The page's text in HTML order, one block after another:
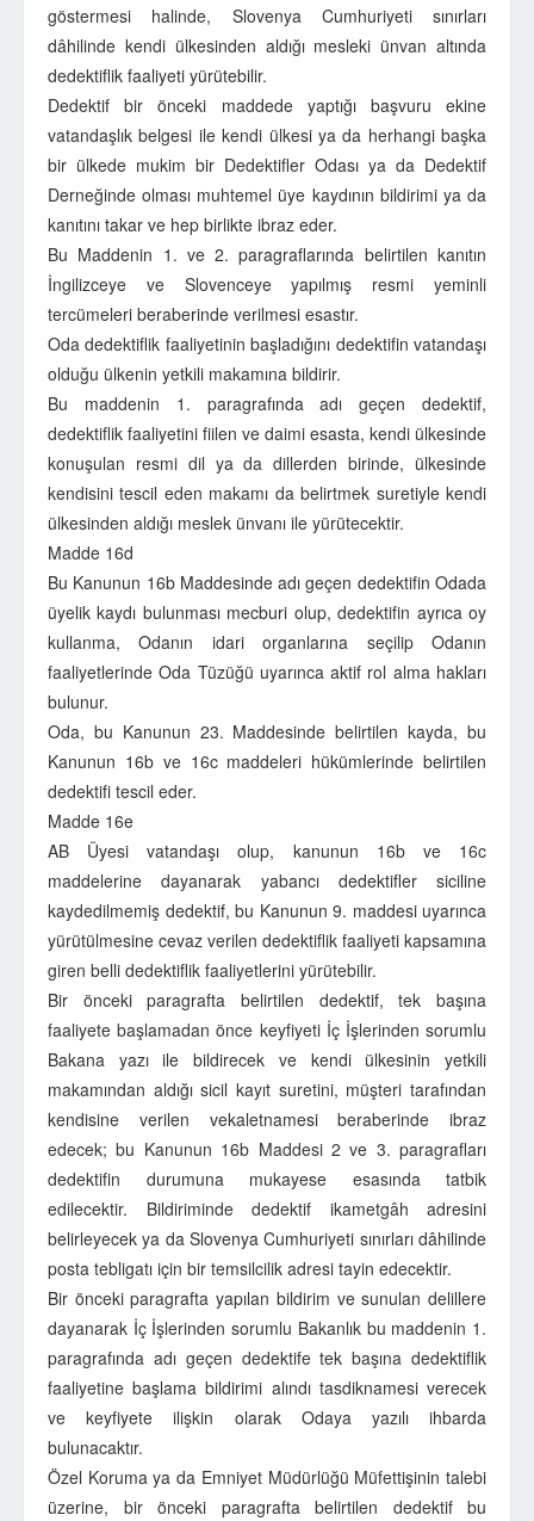
göstermesi halinde, Slovenya Cumhuriyeti sınırları
dâhilinde kendi ülkesinden aldığı mesleki ünvan altında
dedektiflik faaliyeti yürütebilir.
Dedektif bir önceki maddede yaptığı başvuru ekine
vatandaşlık belgesi ile kendi ülkesi ya da herhangi başka
bir ülkede mukim bir Dedektifler Odası ya da Dedektif
Derneğinde olması muhtemel üye kaydının bildirimi ya da
kanıtını takar ve hep birlikte ibraz eder.
Bu Maddenin 1. ve 2. paragraflarında belirtilen kanıtın
İngilizceye ve Slovenceye yapılmış resmi yeminli
tercümeleri beraberinde verilmesi esastır.
Oda dedektiflik faaliyetinin başladığını dedektifin vatandaşı
olduğu ülkenin yetkili makamına bildirir.
Bu maddenin 1. paragrafında adı geçen dedektif,
dedektiflik faaliyetini fiilen ve daimi esasta, kendi ülkesinde
konuşulan resmi dil ya da dillerden birinde, ülkesinde
kendisini tescil eden makamı da belirtmek suretiyle kendi
ülkesinden aldığı meslek ünvanı ile yürütecektir.
Madde 16d
Bu Kanunun 16b Maddesinde adı geçen dedektifin Odada
üyelik kaydı bulunması mecburi olup, dedektifin ayrıca oy
kullanma, Odanın idari organlarına seçilip Odanın
faaliyetlerinde Oda Tüzüğü uyarınca aktif rol alma hakları
bulunur.
Oda, bu Kanunun 23. Maddesinde belirtilen kayda, bu
Kanunun 16b ve 16c maddeleri hükümlerinde belirtilen
dedektifi tescil eder.
Madde 16e
AB Üyesi vatandaşı olup, kanunun 16b ve 16c
maddelerine dayanarak yabancı dedektifler siciline
kaydedilmemiş dedektif, bu Kanunun 9. maddesi uyarınca
yürütülmesine cevaz verilen dedektiflik faaliyeti kapsamına
giren belli dedektiflik faaliyetlerini yürütebilir.
Bir önceki paragrafta belirtilen dedektif, tek başına
faaliyete başlamadan önce keyfiyeti İç İşlerinden sorumlu
Bakana yazı ile bildirecek ve kendi ülkesinin yetkili
makamından aldığı sicil kayıt suretini, müşteri tarafından
kendisine verilen vekaletnamesi beraberinde ibraz
edecek; bu Kanunun 16b Maddesi 2 ve 3. paragrafları
dedektifin durumuna mukayese esasında tatbik
edilecektir. Bildiriminde dedektif ikametgâh adresini
belirleyecek ya da Slovenya Cumhuriyeti sınırları dâhilinde
posta tebligatı için bir temsilcilik adresi tayin edecektir.
Bir önceki paragrafta yapılan bildirim ve sunulan delillere
dayanarak İç İşlerinden sorumlu Bakanlık bu maddenin 1.
paragrafında adı geçen dedektife tek başına dedektiflik
faaliyetine başlama bildirimi alındı tasdiknamesi verecek
ve keyfiyete ilişkin olarak Odaya yazılı ihbarda
bulunacaktır.
Özel Koruma ya da Emniyet Müdürlüğü Müfettişinin talebi
üzerine, bir önceki paragrafta belirtilen dedektif bu